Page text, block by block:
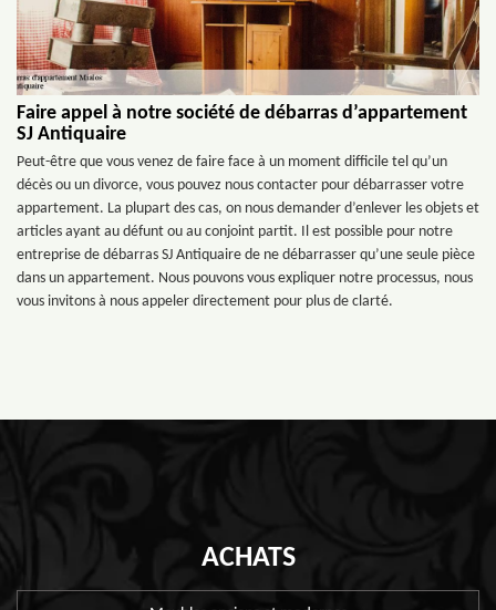
Faire appel à notre société de débarras d’appartement
SJ Antiquaire
Peut-être que vous venez de faire face à un moment difficile tel qu’un
décès ou un divorce, vous pouvez nous contacter pour débarrasser votre
appartement. La plupart des cas, on nous demander d’enlever les objets et
articles ayant au défunt ou au conjoint partit. Il est possible pour notre
entreprise de débarras SJ Antiquaire de ne débarrasser qu’une seule pièce
dans un appartement. Nous pouvons vous expliquer notre processus, nous
vous invitons à nous appeler directement pour plus de clarté.
ACHATS